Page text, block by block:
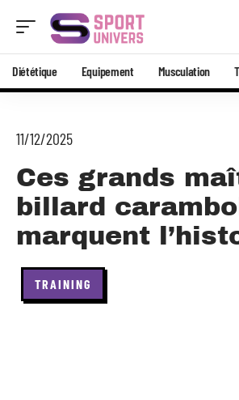
Diététique Equipement Musculation
11/12/2025
Ces grands
billard
marquent
TRAINING